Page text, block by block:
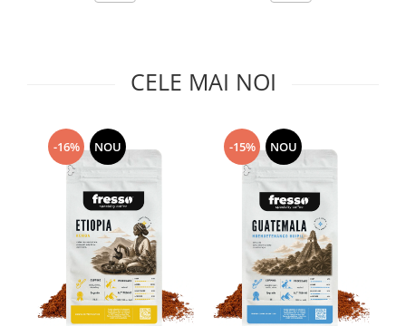
Capsule de Cafea
CELE MAI NOI
-16% NOU -15% NOU